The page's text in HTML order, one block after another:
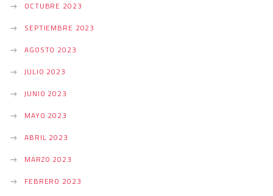
OCTUBRE 2023
SEPTIEMBRE 2023
AGOSTO 2023
JULIO 2023
JUNIO 2023
MAYO 2023
ABRIL 2023
MARZO 2023
FEBRERO 2023